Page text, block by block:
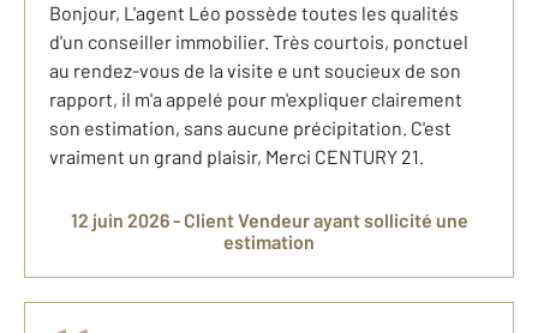
Bonjour, L'agent Léo possède toutes les qualités
d'un conseiller immobilier. Très courtois, ponctuel
au rendez-vous de la visite e unt soucieux de son
rapport, il m'a appelé pour m'expliquer clairement
son estimation, sans aucune précipitation. C'est
vraiment un grand plaisir, Merci CENTURY 21.
12 juin 2026 - Client Vendeurayant sollicité une
estimation